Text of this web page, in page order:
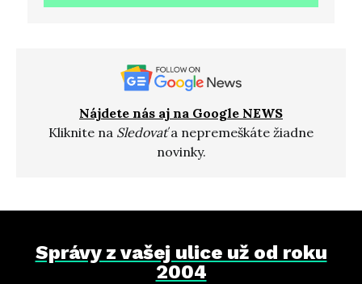
Nájdete nás aj na Google NEWS
Kliknite na Sledovaťa nepremeškáte žiadne
novinky.
Správy z vašej ulice už od roku
2004